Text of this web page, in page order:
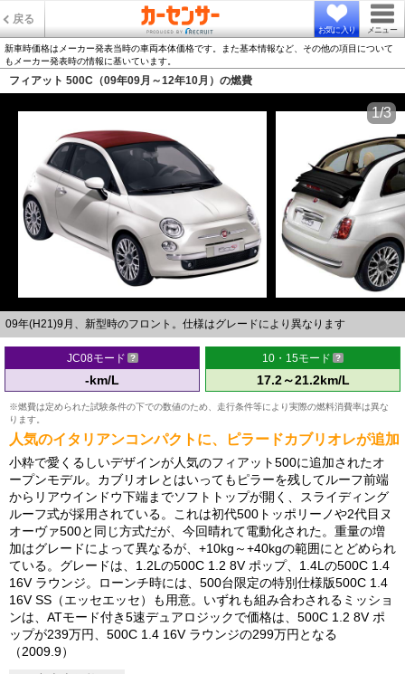
戻る
お気に入り メニュー
新車時価格はメーカー発表当時の車両本体価格です。また基本情報など、その他の項目について
もメーカー発表時の情報に基いています。
フィアット 500C（09年09月～12年10月）の燃費
09年(H21)9月、新型時のフロント。仕様はグレードにより異なります
1/3
JC08モード
-km/L
10・15モード
17.2～21.2km/L
※燃費は定められた試験条件の下での数値のため、走行条件等により実際の燃料消費率は異な
ります。
人気のイタリアンコンパクトに、ピラードカブリオレが追加
小粋で愛くるしいデザインが人気のフィアット500に追加されたオ
ープンモデル。カブリオレとはいってもピラーを残してルーフ前端
からリアウインドウ下端までソフトトップが開く、スライディング
ルーフ式が採用されている。これは初代500トッポリーノや2代目ヌ
オーヴァ500と同じ方式だが、今回晴れて電動化された。重量の増
加はグレードによって異なるが、+10kg～+40kgの範囲にとどめられ
ている。グレードは、1.2Lの500C 1.2 8V ポップ、1.4Lの500C 1.4
16V ラウンジ。ローンチ時には、500台限定の特別仕様版500C 1.4
16V SS（エッセエッセ）も用意。いずれも組み合わされるミッショ
ンは、ATモード付き5速デュアロジックで価格は、500C 1.2 8V ポ
ップが239万円、500C 1.4 16V ラウンジの299万円となる
（2009.9）